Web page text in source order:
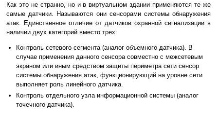
Как это не странно, но и в виртуальном здании применяются те же
самые датчики. Называются они сенсорами системы обнаружения
атак. Единственное отличие от датчиков охранной сигнализации в
наличии двух категорий вместо трех:
Контроль сетевого сегмента (аналог объемного датчика). В
случае применения данного сенсора совместно с межсетевым
экраном или иным средством защиты периметра сети сенсор
системы обнаружения атак, функционирующий на уровне сети
выполняет роль линейного датчика.
Контроль отдельного узла информационной системы (аналог
точечного датчика).